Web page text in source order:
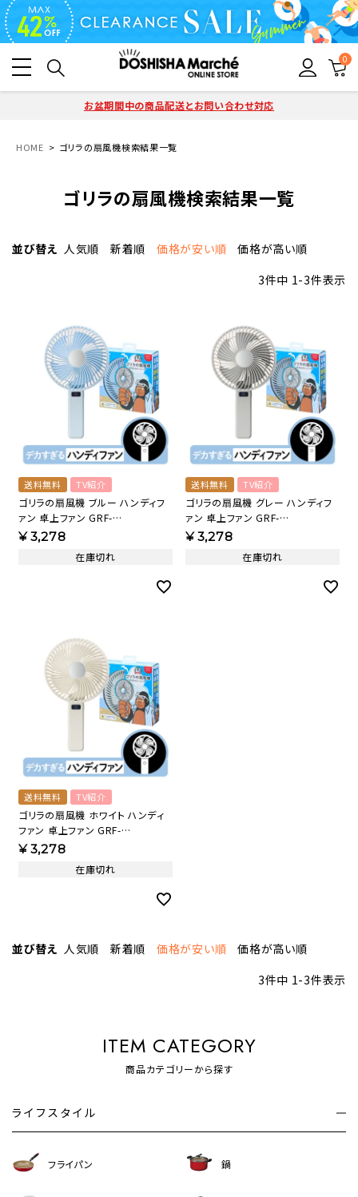
0
お盆期間中の商品配送とお問い合わせ対応
HOME ゴリラの扇風機検索結果一覧
ゴリラの扇風機検索結果一覧
並び替え 人気順 新着順 価格が安い順
価格が高い順
3件中 1-3件表示
送料無料 TV紹介
ゴリラの扇風機 ブルー ハンディフ
ァン 卓上ファン GRF-
2601BBL【KA】
¥3,278
在庫切れ
送料無料 TV紹介
ゴリラの扇風機 グレー ハンディフ
ァン 卓上ファン GRF-
2601BGY【KA】
¥3,278
在庫切れ
送料無料 TV紹介
ゴリラの扇風機 ホワイト ハンディ
ファン 卓上ファン GRF-
2601BWH【KA】
¥3,278
在庫切れ
並び替え 人気順 新着順 価格が安い順
価格が高い順
3件中 1-3件表示
ITEM CATEGORY
商品カテゴリーから探す
ライフスタイル
フライパン 鍋